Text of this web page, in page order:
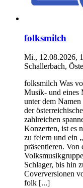
folksmilch
Mi., 12.08.2026,
Schallerbach,
folksmilch Was
Musik- und eines
unter dem
der
zahlreichen
Konzerten, ist es
zu feiern und ein
präsentieren. Von
Schlager, bis hin
Coverversionen
folk [...]